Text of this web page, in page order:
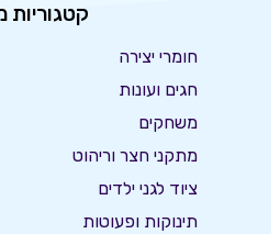
חומרי יצירה
חגים ועונות
משחקים
מתקני חצר וריהוט
ציוד לגני ילדים
תינוקות ופעוטות